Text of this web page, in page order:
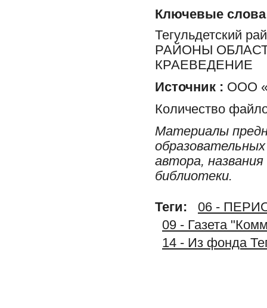
Ключевые слова
Тегульдетский
РАЙОНЫ
КРАЕВЕДЕНИЕ
Источник : ООО
Количество
Материалы
автора,
библиотеки.
Теги:
06 -
09 - Газета
14 - Из фонда